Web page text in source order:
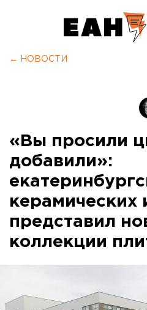
← НОВОСТИ
«Вы просили
добавили»:
керамических
представил
коллекции